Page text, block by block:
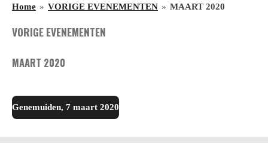
Home » VORIGE EVENEMENTEN » MAART 2020
VORIGE EVENEMENTEN
MAART 2020
Genemuiden, 7 maart 2020